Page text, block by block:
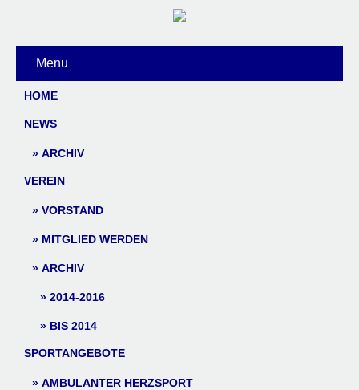
Menu
HOME
NEWS
ARCHIV
VEREIN
VORSTAND
MITGLIED WERDEN
ARCHIV
2014-2016
BIS 2014
SPORTANGEBOTE
AMBULANTER HERZSPORT